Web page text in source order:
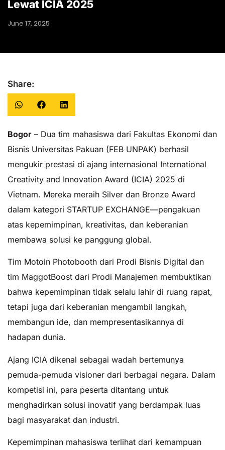
Lewat ICIA 2025
June 17, 2025
Share:
Bogor – Dua tim mahasiswa dari Fakultas Ekonomi dan
Bisnis Universitas Pakuan (FEB UNPAK) berhasil
mengukir prestasi di ajang internasional International
Creativity and Innovation Award (ICIA) 2025 di
Vietnam. Mereka meraih Silver dan Bronze Award
dalam kategori STARTUP EXCHANGE—pengakuan
atas kepemimpinan, kreativitas, dan keberanian
membawa solusi ke panggung global.
Tim Motoin Photobooth dari Prodi Bisnis Digital dan
tim MaggotBoost dari Prodi Manajemen membuktikan
bahwa kepemimpinan tidak selalu lahir di ruang rapat,
tetapi juga dari keberanian mengambil langkah,
membangun ide, dan mempresentasikannya di
hadapan dunia.
Ajang ICIA dikenal sebagai wadah bertemunya
pemuda-pemuda visioner dari berbagai negara. Dalam
kompetisi ini, para peserta ditantang untuk
menghadirkan solusi inovatif yang berdampak luas
bagi masyarakat dan industri.
Kepemimpinan mahasiswa terlihat dari kemampuan